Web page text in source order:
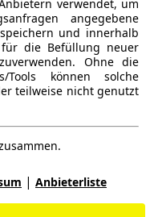
verwendet, um
angegebene
und innerhalb
für die Befüllung neuer
Ohne die
Tools können solche
teilweise nicht genutzt
| Anbieterliste